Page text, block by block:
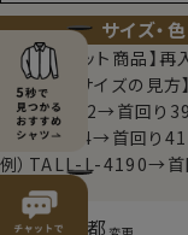
サイズ・
【限定スポット商品】
【シャツのサイズの見方】
例）M-3982→首回り
例）L-4184→首回り
例）TALL-L-4190→首
東京都